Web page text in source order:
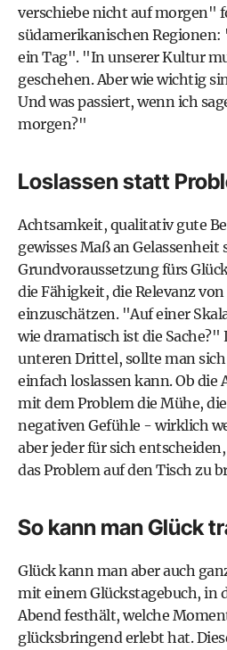
verschiebe nicht auf morgen"
südamerikanischen
ein Tag". "In unserer Kultur
geschehen. Aber wie wichtig
Und was passiert, wenn ich
morgen?"
Loslassen statt
Achtsamkeit, qualitativ gute
gewisses Maß an Gelassenheit
Grundvoraussetzung fürs
die Fähigkeit, die Relevanz
einzuschätzen. "Auf einer
wie dramatisch ist die Sache?"
unteren Drittel, sollte man
einfach loslassen kann. Ob die
mit dem Problem die Mühe,
negativen Gefühle - wirklich
aber jeder für sich
das Problem auf den Tisch zu
So kann man Glück
Glück kann man aber auch
mit einem Glückstagebuch, in
Abend festhält, welche
glücksbringend erlebt hat.